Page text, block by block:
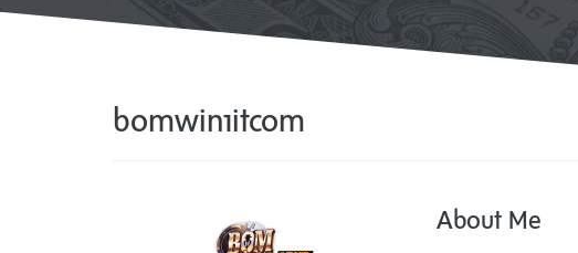
bomwin1itcom
About Me